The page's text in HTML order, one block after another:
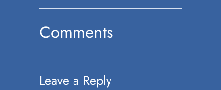
Comments
Leave a Reply